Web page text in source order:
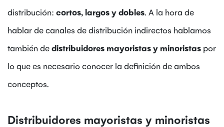
distribución: cortos, largos y dobles. A la hora de
hablar de canales de distribución indirectos hablamos
también dedistribuidores mayoristas y minoristas por
lo que es necesario conocer la definición de ambos
conceptos.
Distribuidores mayoristas y minoristas